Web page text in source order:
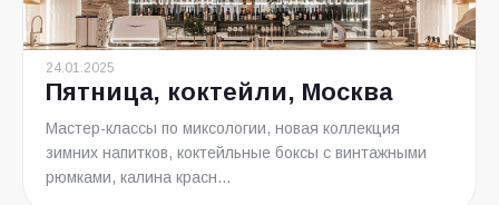
24.01.2025
Пятница, коктейли, Москва
Мастер-классы по миксологии, новая коллекция
зимних напитков, коктейльные боксы с винтажными
рюмками, калина красн...